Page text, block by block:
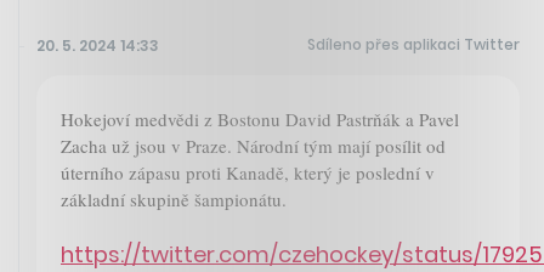
20. 5. 2024 14:33 Sdíleno přes aplikaci Twitter
Hokejoví medvědi z Bostonu David Pastrňák a Pavel
Zacha už jsou v Praze. Národní tým mají posílit od
úterního zápasu proti Kanadě, který je poslední v
základní skupině šampionátu.
https://twitter.com/czehockey/status/